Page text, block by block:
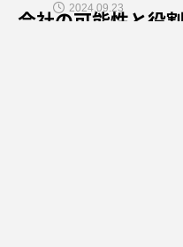
会社の可能性と役割
2024.09.23